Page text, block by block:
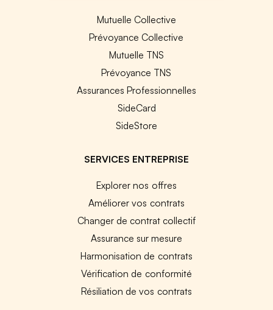
Mutuelle Collective
Prévoyance Collective
Mutuelle TNS
Prévoyance TNS
Assurances Professionnelles
SideCard
SideStore
SERVICES ENTREPRISE
Explorer nos offres
Améliorer vos contrats
Changer de contrat collectif
Assurance sur mesure
Harmonisation de contrats
Vérification de conformité
Résiliation de vos contrats